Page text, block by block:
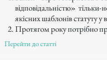
відповідальністю» тільки-
якісних шаблонів статуту у
Протягом року потрібно
Перейти до статті